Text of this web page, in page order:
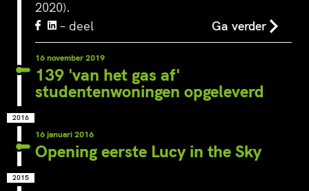
2020).
– deel
Ga verder
16 november 2019
139 'van het gas af'
studentenwoningen opgeleverd
2016
16 januari 2016
Opening eerste Lucy in the Sky
2015